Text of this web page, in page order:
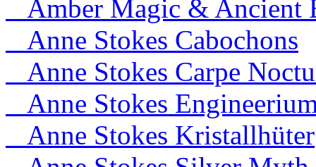
Amber Magic & Ancient
Anne Stokes Cabochons
Anne Stokes Carpe
Anne Stokes
Anne Stokes Kristallhüter